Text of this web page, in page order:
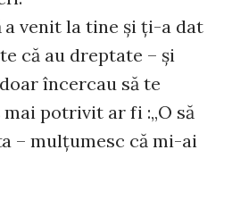
a venit la tine și ți-a dat
că au dreptate – și
încercau să te
potrivit ar fi :„O să
– mulțumesc că mi-ai